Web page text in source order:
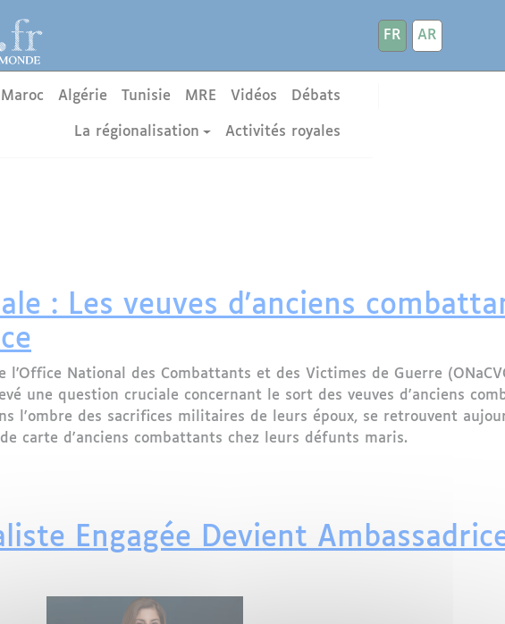
FR
AR
Maroc Algérie Tunisie MRE Vidéos Débats
La régionalisation Activités royales
: Les veuves d'anciens
National des Combattants et des Victimes de Guerre
une question cruciale concernant le sort des veuves d'anciens
l'ombre des sacrifices militaires de leurs époux, se retrouvent
carte d'anciens combattants chez leurs défunts maris.
Engagée Devient